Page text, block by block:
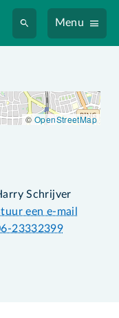
Menu
Schrijver
een e-mail
23332399
©OpenStreetMap